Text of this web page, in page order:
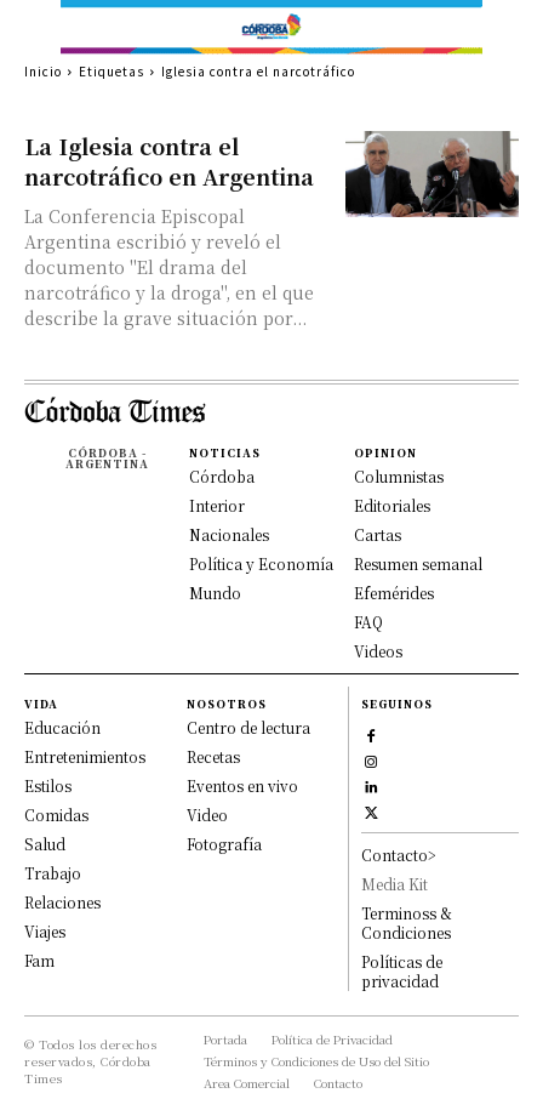
La Iglesia contra el
narcotráfico en Argentina
La Conferencia Episcopal
Argentina escribió y reveló el
documento "El drama del
narcotráfico y la droga", en el que
describe la grave situación por...
Inicio Etiquetas Iglesia contra el narcotráfico
CÓRDOBA -
ARGENTINA
NOTICIAS
Córdoba
Interior
Nacionales
Política y Economía
Mundo
OPINION
Columnistas
Editoriales
Cartas
Resumen semanal
Efemérides
FAQ
Videos
VIDA
Educación
Entretenimientos
Estilos
Comidas
Salud
Trabajo
Relaciones
Viajes
Fam
NOSOTROS
Centro de lectura
Recetas
Eventos en vivo
Video
Fotografía
SEGUINOS
Contacto>
Media Kit
Terminoss &
Condiciones
Políticas de
privacidad
© Todos los derechos
reservados, Córdoba
Times
Portada
Política de Privacidad
Términos y Condiciones de Uso del Sitio
Area Comercial
Contacto